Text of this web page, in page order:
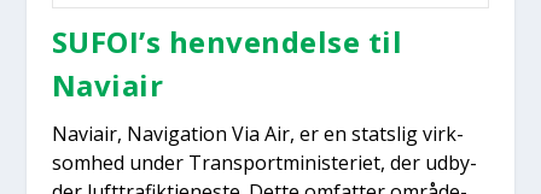
SUFOI’s hen­ven­del­se til
Navi­air
Navi­air, Navi­ga­tion Via Air, er en stats­lig virk­
som­hed under Trans­port­mi­ni­ste­ri­et, der udby­